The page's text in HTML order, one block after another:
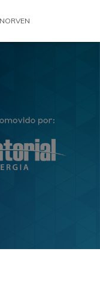
NORVEN